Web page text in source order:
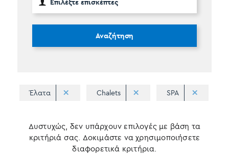
Αναζήτηση
Έλατα Chalets SPA
Δυστυχώς, δεν υπάρχουν επιλογές με βάση τα
κριτήριά σας. Δοκιμάστε να χρησιμοποιήσετε
διαφορετικά κριτήρια.